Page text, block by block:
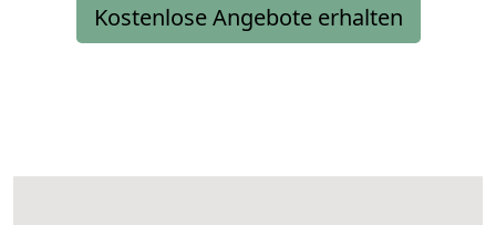
Kostenlose Angebote erhalten